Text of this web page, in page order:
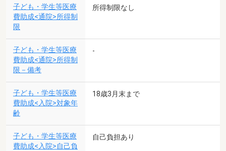
子ども・学生等医療
費助成<通院>所得制
限
所得制限なし
子ども・学生等医療
費助成<通院>所得制
限－備考
-
子ども・学生等医療
費助成<入院>対象年
齢
18歳3月末まで
子ども・学生等医療
費助成<入院>自己負
自己負担あり